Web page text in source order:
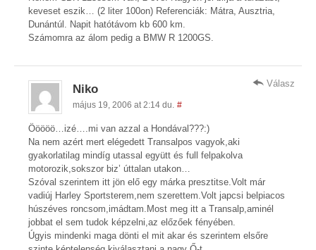
keveset eszik… (2 liter 100on) Referenciák: Mátra, Ausztria,
Dunántúl. Napit hatótávom kb 600 km.
Számomra az álom pedig a BMW R 1200GS.
Niko
május 19, 2006 at 2:14 du. #
Ööööö…izé….mi van azzal a Hondával???:)
Na nem azért mert elégedett Transalpos vagyok,aki
gyakorlatilag mindíg utassal együtt és full felpakolva
motorozik,sokszor biz’ úttalan utakon…
Szóval szerintem itt jön elő egy márka presztitse.Volt már
vadiúj Harley Sportsterem,nem szerettem.Volt japcsi belpiacos
húszéves roncsom,imádtam.Most meg itt a Transalp,aminél
jobbat el sem tudok képzelni,az előzőek fényében.
Úgyis mindenki maga dönti el mit akar és szerintem elsőre
Válasz